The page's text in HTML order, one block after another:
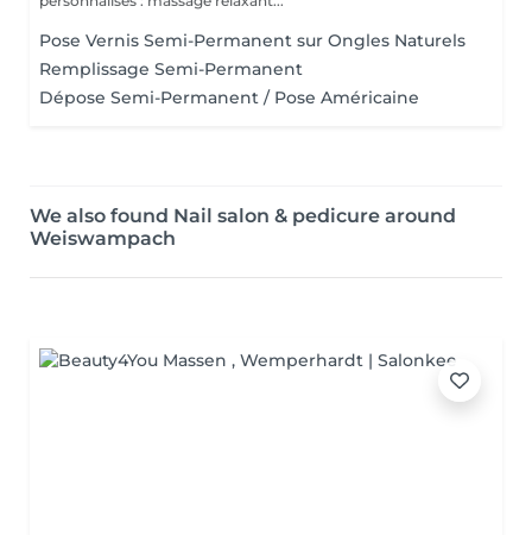
Pose Vernis Semi-Permanent sur Ongles Naturels
Remplissage Semi-Permanent
Dépose Semi-Permanent / Pose Américaine
We also found Nail salon & pedicure around
Weiswampach